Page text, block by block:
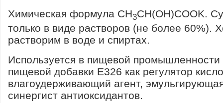
Химическая формула CH3CH(OH)COOK.
только в виде растворов (не более 60%).
растворим в воде и спиртах.
Используется в пищевой промышленности
пищевой добавки Е326 как регулятор
влагоудерживающий агент,
синергист антиоксидантов.